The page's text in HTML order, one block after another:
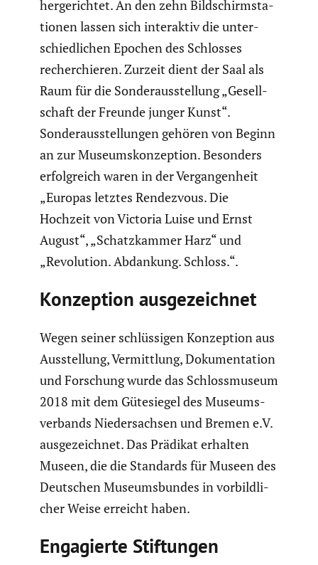
herge­richtet. An den zehn Bildschirm­sta­
tionen lassen sich inter­aktiv die unter­
schied­li­chen Epochen des Schlosses
recher­chieren. Zurzeit dient der Saal als
Raum für die Sonder­aus­stel­lung „Gesell­
schaft der Freunde junger Kunst“.
Sonder­aus­stel­lungen gehören von Beginn
an zur Museums­kon­zep­tion. Besonders
erfolg­reich waren in der Vergan­gen­heit
„Europas letztes Rendez­vous. Die
Hochzeit von Victoria Luise und Ernst
August“, „Schatz­kammer Harz“ und
„Revolu­tion. Abdankung. Schloss.“.
Konzep­tion ausge­zeichnet
Wegen seiner schlüs­sigen Konzep­tion aus
Ausstel­lung, Vermitt­lung, Dokumen­ta­tion
und Forschung wurde das Schloss­mu­seum
2018 mit dem Gütesiegel des Museums­
ver­bands Nieder­sachsen und Bremen e.V.
ausge­zeichnet. Das Prädikat erhalten
Museen, die die Standards für Museen des
Deutschen Museums­bundes in vorbild­li­
cher Weise erreicht haben.
Engagierte Stiftungen